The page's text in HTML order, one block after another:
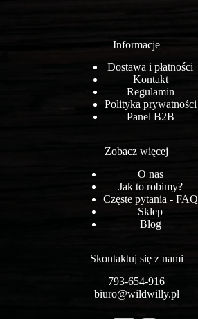
Informacje
Dostawa i płatności
Kontakt
Regulamin
Polityka prywatności
Panel B2B
Zobacz więcej
O nas
Jak to robimy?
Częste pytania - FAQ
Sklep
Blog
Skontaktuj się z nami
793-654-916
biuro@wildwilly.pl